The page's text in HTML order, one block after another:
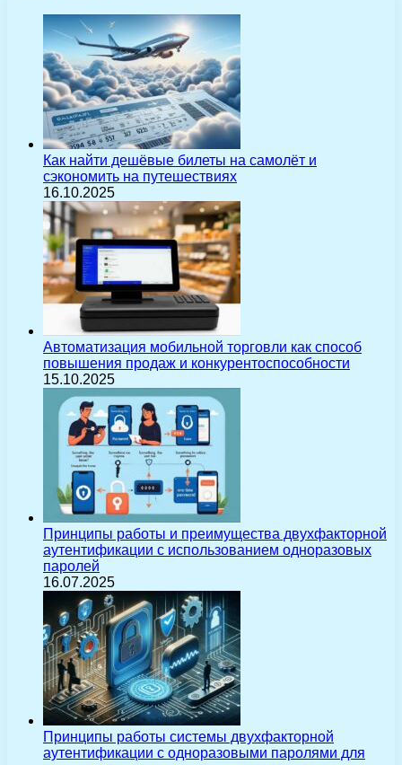
Как найти дешёвые билеты на самолёт и
сэкономить на путешествиях
16.10.2025
Автоматизация мобильной торговли как способ
повышения продаж и конкурентоспособности
15.10.2025
Принципы работы и преимущества двухфакторной
аутентификации с использованием одноразовых
паролей
16.07.2025
Принципы работы системы двухфакторной
аутентификации с одноразовыми паролями для